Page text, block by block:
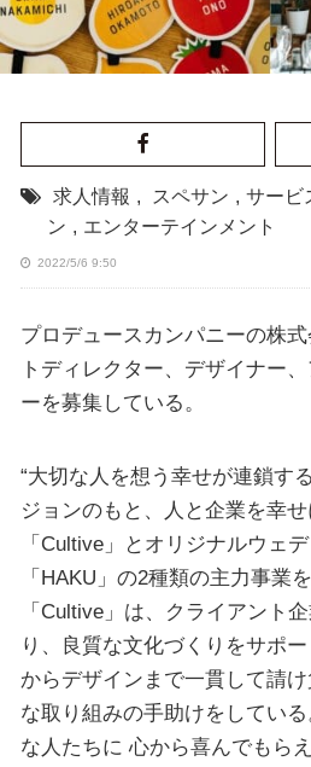
求人情報 , スペサン , サービ
ン , エンターテインメント
2022/5/6 9:50
プロデュースカンパニーの株
トディレクター、デザイナー
ーを募集している。
“大切な人を想う幸せが連鎖す
ジョンのもと、人と企業を幸
「Cultive」とオリジナルウェ
「HAKU」の2種類の主力事業
「Cultive」は、クライアント
り、良質な文化づくりをサポ
からデザインまで一貫して請
な取り組みの手助けをしてい
な人たちに 心から喜んでもら